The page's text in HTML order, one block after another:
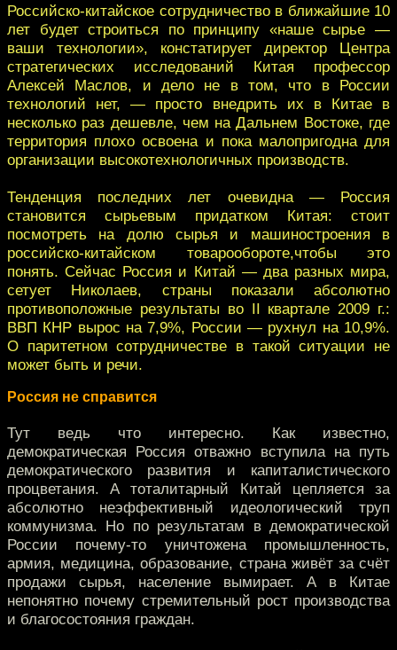
Российско-китайское сотрудничество в ближайшие 10
лет будет строиться по принципу «наше сырье —
ваши технологии», констатирует директор Центра
стратегических исследований Китая профессор
Алексей Маслов, и дело не в том, что в России
технологий нет, — просто внедрить их в Китае в
несколько раз дешевле, чем на Дальнем Востоке, где
территория плохо освоена и пока малопригодна для
организации высокотехнологичных производств.
Тенденция последних лет очевидна — Россия
становится сырьевым придатком Китая: стоит
посмотреть на долю сырья и машиностроения в
российско-китайском товарообороте,чтобы это
понять. Сейчас Россия и Китай — два разных мира,
сетует Николаев, страны показали абсолютно
противоположные результаты во II квартале 2009 г.:
ВВП КНР вырос на 7,9%, России — рухнул на 10,9%.
О паритетном сотрудничестве в такой ситуации не
может быть и речи.
Россия не справится
Тут ведь что интересно. Как известно,
демократическая Россия отважно вступила на путь
демократического развития и капиталистического
процветания. А тоталитарный Китай цепляется за
абсолютно неэффективный идеологический труп
коммунизма. Но по результатам в демократической
России почему-то уничтожена промышленность,
армия, медицина, образование, страна живёт за счёт
продажи сырья, население вымирает. А в Китае
непонятно почему стремительный рост производства
и благосостояния граждан.